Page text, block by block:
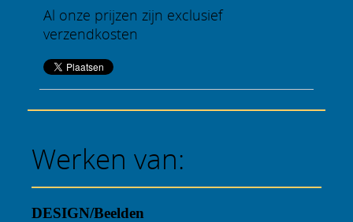
Al onze prijzen zijn exclusief
verzendkosten
Werken van:
DESIGN/Beelden